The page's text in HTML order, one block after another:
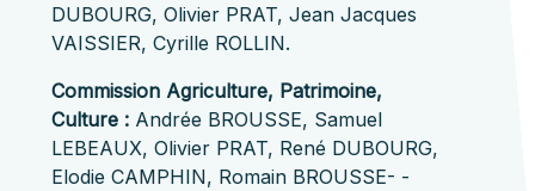
DUBOURG, Olivier PRAT, Jean Jacques
VAISSIER, Cyrille ROLLIN.
Commission Agriculture, Patrimoine,
Culture : Andrée BROUSSE, Samuel
LEBEAUX, Olivier PRAT, René DUBOURG,
Elodie CAMPHIN, Romain BROUSSE- -